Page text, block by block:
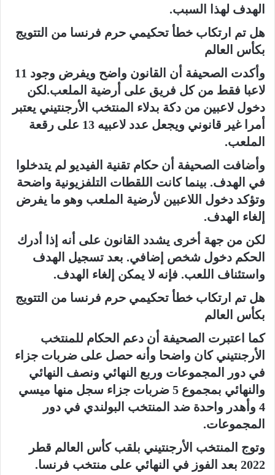
الهدف لهذا السبب.
هل تم ارتكاب خطأ تحكيمي حرم فرنسا من التتويج
بكأس العالم
وأكدت الصحيفة أن القانون واضح ويفرض وجود 11
لاعبا فقط من كل فريق على أرضية الملعب.لكن
دخول لاعبين من دكة بدلاء المنتخب الأرجنتيني يعتبر
أمرا غير قانوني ويجعل عدد لاعبيه 13 على رقعة
الملعب.
وأضافت الصحيفة أن حكام تقنية الفيديو لم يتدخلوا
في الهدف. بينما كانت اللقطات التلفزيونية واضحة
وتؤكد دخول اللاعبين لأرضية الملعب وهو ما يفرض
إلغاء الهدف.
لكن من جهة أخرى يشدد القانون على أنه إذا أدرك
الحكم دخول شخص إضافي. بعد تسجيل الهدف
واستئناف اللعب. فإنه لا يمكن إلغاء الهدف.
هل تم ارتكاب خطأ تحكيمي حرم فرنسا من التتويج
بكأس العالم
كما اعتبرت الصحيفة أن دعم الحكام للمنتخب
الأرجنتيني كان واضحا وأنه حصل على ضربات جزاء
في دور المجموعات وربع النهائي ونصف النهائي
والنهائي بمجموع 5 ضربات جزاء سجل منها ميسي
4 وأهدر واحدة ضد المنتخب البولندي في دور
المجموعات.
وتوج المنتخب الأرجنتيني بلقب كأس العالم قطر
2022 بعد الفوز في النهائي على منتخب فرنسا.